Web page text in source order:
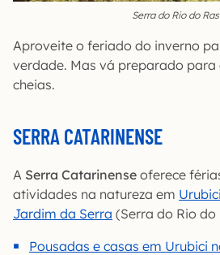
Serra do Rio do
Aproveite o feriado do inverno
verdade. Mas vá preparado para
cheias.
SERRA CATARINENSE
A Serra Catarinense oferece
atividades na natureza em Urubici
Jardim da Serra (Serra do Rio do
Pousadas e casas em Urubici